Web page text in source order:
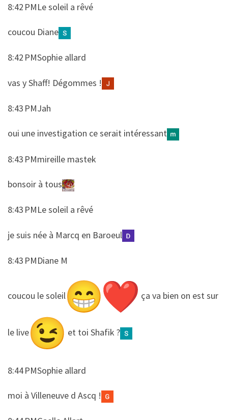
8:42 PMLe soleil a rêvé
​​coucou Diane
8:42 PMSophie allard
​​vas y Shaff! Dégommes !
8:43 PMJah
​​oui une investigation ce serait intéressant
8:43 PMmireille mastek
​​bonsoir à tous
8:43 PMLe soleil a rêvé
​​je suis née à Marcq en Baroeul
8:43 PMDiane M
​​coucou le soleil ça va bien on est sur
le live et toi Shafik ?
8:44 PMSophie allard
​​moi à Villeneuve d Ascq !